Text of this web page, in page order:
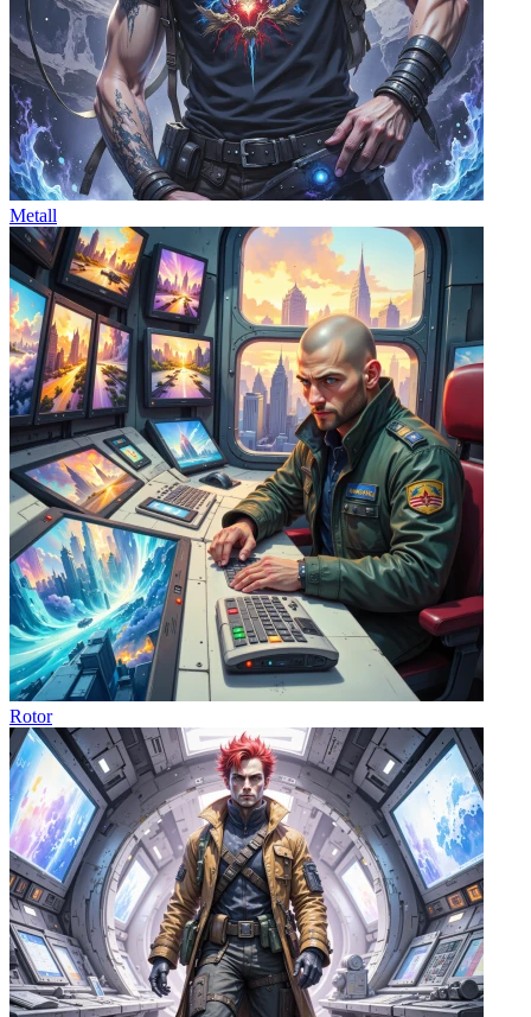
Metall
Rotor